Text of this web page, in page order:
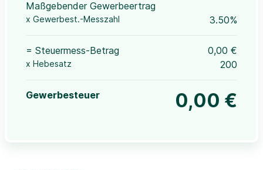
Maßgebender Gewerbeertrag
x Gewerbest.-Messzahl 3.50%
= Steuermess-Betrag 0,00 €
x Hebesatz 200
Gewerbesteuer 0,00 €